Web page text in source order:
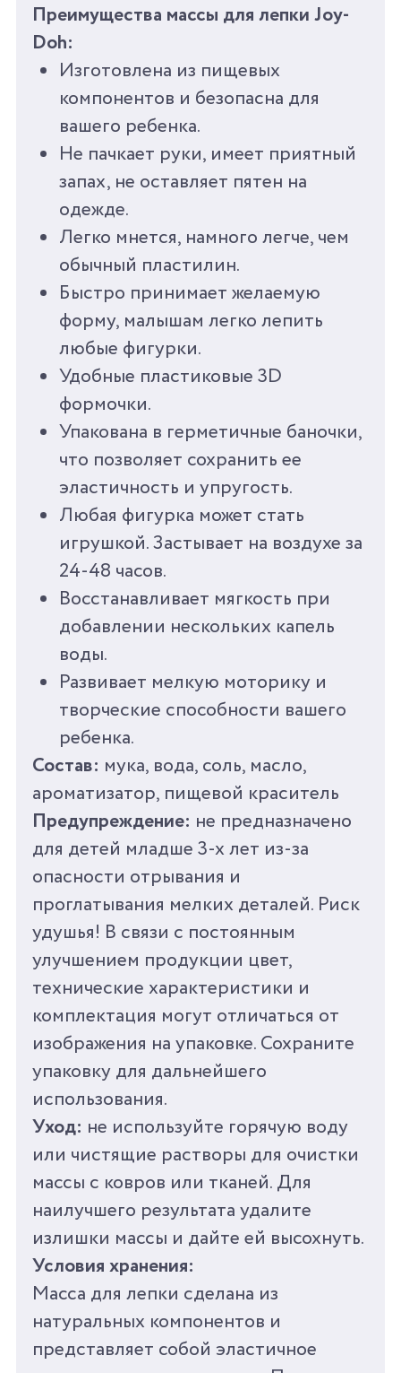
Преимущества массы для лепки Joy-
Doh:
Изготовлена из пищевых
компонентов и безопасна для
вашего ребенка.
Не пачкает руки, имеет приятный
запах, не оставляет пятен на
одежде.
Легко мнется, намного легче, чем
обычный пластилин.
Быстро принимает желаемую
форму, малышам легко лепить
любые фигурки.
Удобные пластиковые 3D
формочки.
Упакована в герметичные баночки,
что позволяет сохранить ее
эластичность и упругость.
Любая фигурка может стать
игрушкой. Застывает на воздухе за
24-48 часов.
Восстанавливает мягкость при
добавлении нескольких капель
воды.
Развивает мелкую моторику и
творческие способности вашего
ребенка.
Состав: мука, вода, соль, масло,
ароматизатор, пищевой краситель
Предупреждение: не предназначено
для детей младше 3-х лет из-за
опасности отрывания и
проглатывания мелких деталей. Риск
удушья! В связи с постоянным
улучшением продукции цвет,
технические характеристики и
комплектация могут отличаться от
изображения на упаковке. Сохраните
упаковку для дальнейшего
использования.
Уход: не используйте горячую воду
или чистящие растворы для очистки
массы с ковров или тканей. Для
наилучшего результата удалите
излишки массы и дайте ей высохнуть.
Условия хранения:
Масса для лепки сделана из
натуральных компонентов и
представляет собой эластичное
СЕРИЯ
ПОЛ
ВОЗРАСТ
КОЛИЧЕСТВО ЦВЕТОВ
КОЛИЧЕСТВО
АКСЕССУАРОВ
ВЕС
ВРЕМЯ ИГРЫ ОТ
СРОК ГОДНОСТИ/
ГАРАНТИЯ
СТРАНА